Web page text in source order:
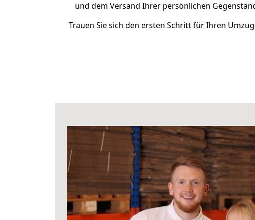
und dem Versand Ihrer persönlichen
Trauen Sie sich den ersten Schritt für Ihren